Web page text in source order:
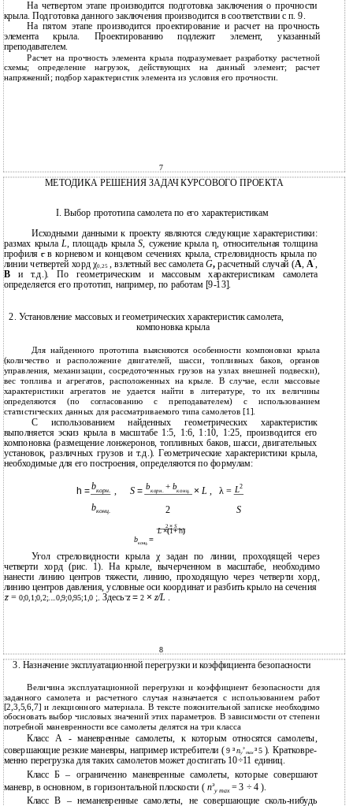
На четвертом этапе производится подготовка заключения о прочности
крыла. Подготовка данного заключения производится в соответствии с п. 9.
На пятом этапе производится проектирование и расчет на прочность
элемента крыла. Проектированию подлежит элемент, указанный
преподавателем.
Расчет на прочность элемента крыла подразумевает разработку расчетной
схемы; определение нагрузок, действующих на данный элемент; расчет
напряжений; подбор характеристик элемента из условия его прочности.
7
МЕТОДИКА РЕШЕНИЯ ЗАДАЧ КУРСОВОГО ПРОЕКТА
I. Выбор прототипа самолета по его характеристикам
Исходными данными к проекту являются следующие характеристики:
размах крыла L , площадь крылаS , сужение крыла η, относительная толщина
профиляcв корневом и концевом сечениях крыла, стреловидность крыла по
линии четвертей хорд χ0,25 , взлетный вес самолетаG,расчетный случай (А А′
В и т.д.). По геометрическим и массовым характеристикам самолета
определяется его прототип, например, по работам [9-13].
2. Установление массовых и геометрических характеристик самолета,
компоновка крыла
Для найденного прототипа выясняются особенности компоновки крыла
(количество и расположение двигателей, шасси, топливных баков, органов
управления, механизации, сосредоточенных грузов на узлах внешней подвески),
вес топлива и агрегатов, расположенных на крыле. В случае, если массовые
характеристики агрегатов не удается найти в литературе, то их величины
определяются (по согласованию с преподавателем) с использованием
статистических данных для рассматриваемого типа самолетов [1].
С использованием найденных геометрических характеристик
выполняется эскиз крыла в масштабе 1:5, 1:6, 1:10, 1:25, производится его
компоновка (размещение лонжеронов, топливных баков, шасси, двигательных
установок, различных грузов и т.д.). Геометрические характеристики крыла,
необходимые для его построения, определяются по формулам:
h =bкорн. , S = bкорн. + bконц. × L , λ = L2
bконц. 2 S
bконц.=
2× S
L×(1+ h)
Угол стреловидности крыла χ задан по линии, проходящей через
четверти хорд (рис. 1). На крыле, вычерченном в масштабе, необходимо
нанести линию центров тяжести, линию, проходящую через четверти хорд,
линию центров давления, условные оси координат и разбить крыло на сечения
z= 0;0,1;0,2;....0,9;0,95;1,0 ;. Здесьz=2 × z/L .
8
3. Назначение эксплуатационной перегрузки и коэффициента безопасности
Величина эксплуатационной перегрузки и коэффициент безопасности для
заданного самолета и расчетного случая назначается с использованием работ
[2,3,5,6,7] и лекционного материала. В тексте пояснительной записке необходимо
обосновать выбор числовых значений этих параметров. В зависимости от степени
потребной маневренности все самолеты делятся на три класса
Класс А - маневренные самолеты, к которым относятся самолеты,
совершающие резкие маневры, например истребители (9 ³ny
э
max³5 ). Кратковре-
менно перегрузка для таких самолетов может достигать 10÷11 единиц.
Класс Б – ограниченно маневренные самолеты, которые совершают
маневр, в основном, в горизонтальной плоскости ( nэ
y max = 3 ÷ 4 ).
Класс В – неманевренные самолеты, не совершающие сколь-нибудь